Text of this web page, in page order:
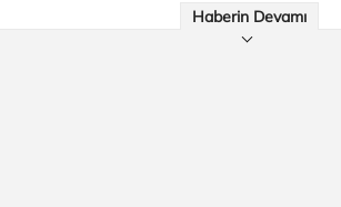
Haberin Devamı